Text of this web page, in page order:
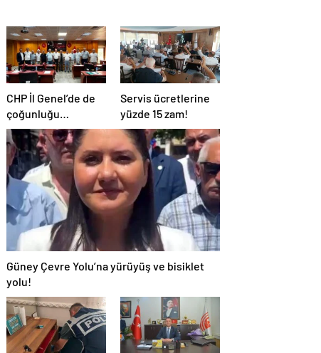
CHP İl Genel’de de
çoğunluğu
kaybetti!
Servis ücretlerine
yüzde 15 zam!
Güney Çevre Yolu’na yürüyüş ve bisiklet
yolu!